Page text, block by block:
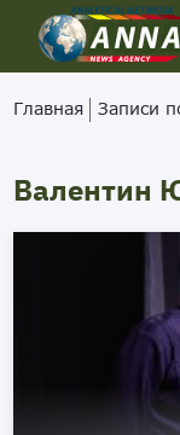
Главная Записи
Валентин